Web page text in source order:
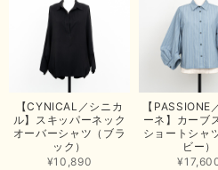
いただきまして、ありがとうございます
いただきまして、ありがとうございます
も良さそうでとても嬉しいです！この夏
よろしくお願いいたします！
お手元に届き、気に入っていた
arichanと同様に、商品の良さ
いです。 きれい見えして、イ
材感。 楽しい夏を過ごしてくだ
まいした。 またのご縁を楽し
【CYNICAL／シニカ
ル】スキッパーネック
オーバーシャツ（ブラ
ック）
¥10,890
【PASSIONE
ーネ】カーブ
ショートシャ
ビー）